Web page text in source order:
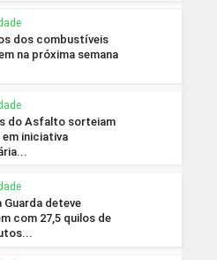
dos combustíveis
na próxima semana
do Asfalto sorteiam
iniciativa
Guarda deteve
com 27,5 quilos de